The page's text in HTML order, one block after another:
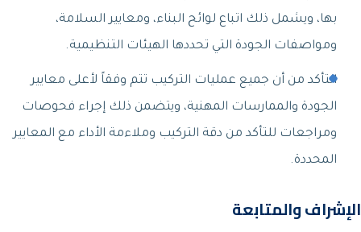
بها، ويشمل ذلك اتباع لوائح البناء، ومعايير السلامة،
ومواصفات الجودة التي تحددها الهيئات التنظيمية.
التأكد من أن جميع عمليات التركيب تتم وفقاً لأعلى معايير
الجودة والممارسات المهنية، ويتضمن ذلك إجراء فحوصات
ومراجعات للتأكد من دقة التركيب وملاءمة الأداء مع المعايير
المحددة.
الإشراف والمتابعة